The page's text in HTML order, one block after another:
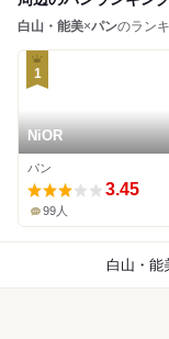
白山・能美×パンのラン
1
NiOR
パン
3.45
99人
白山・能